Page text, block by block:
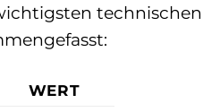
technischen
WERT